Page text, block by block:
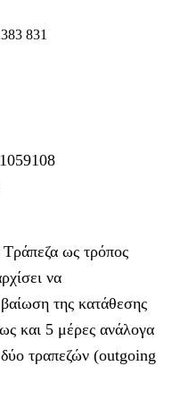
831
ως τρόπος
να
της κατάθεσης
και 5 μέρες ανάλογα
τραπεζών (outgoing